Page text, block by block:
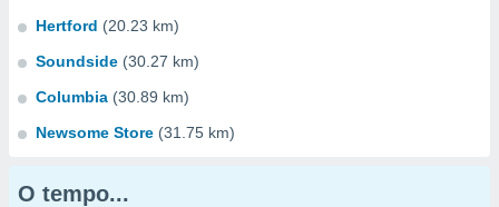
Hertford (20.23 km)
Soundside (30.27 km)
Columbia (30.89 km)
Newsome Store (31.75 km)
O tempo...